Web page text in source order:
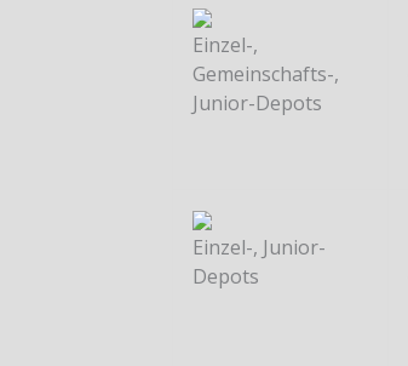
Einzel-,
Gemeinschafts-,
Junior-Depots
Einzel-, Junior-
Depots